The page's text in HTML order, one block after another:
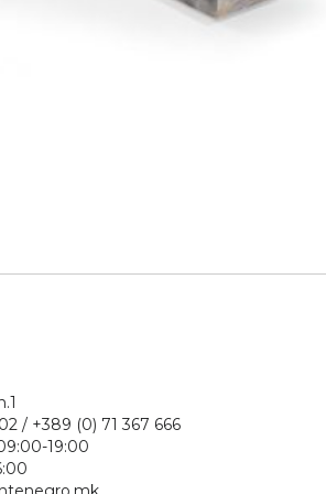
Popov n.1
/ +389 (0) 71 367 666
19:00